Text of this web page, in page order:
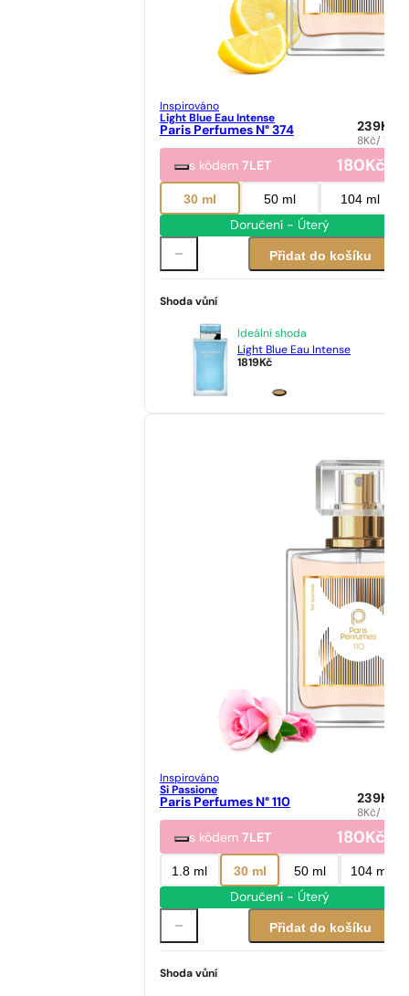
Inspirováno
Light Blue Eau Intense
Paris Perfumes N° 374 239Kč
8Kč/ 1ml
s kódem 7LET 180Kč
30 ml 50 ml 104 ml
Doručení - Úterý
Přidat do košíku
Shoda vůní
Ideální shoda
Light Blue Eau Intense
1819Kč
Inspirováno
Si Passione
Paris Perfumes N° 110 239Kč
8Kč/ 1ml
s kódem 7LET 180Kč
1.8 ml 30 ml 50 ml 104 ml
Doručení - Úterý
Přidat do košíku
Shoda vůní